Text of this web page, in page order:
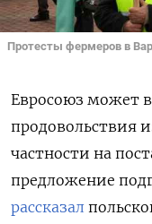
Протесты фермеров в
Евросоюз может
продовольствия
частности на
предложение
рассказал